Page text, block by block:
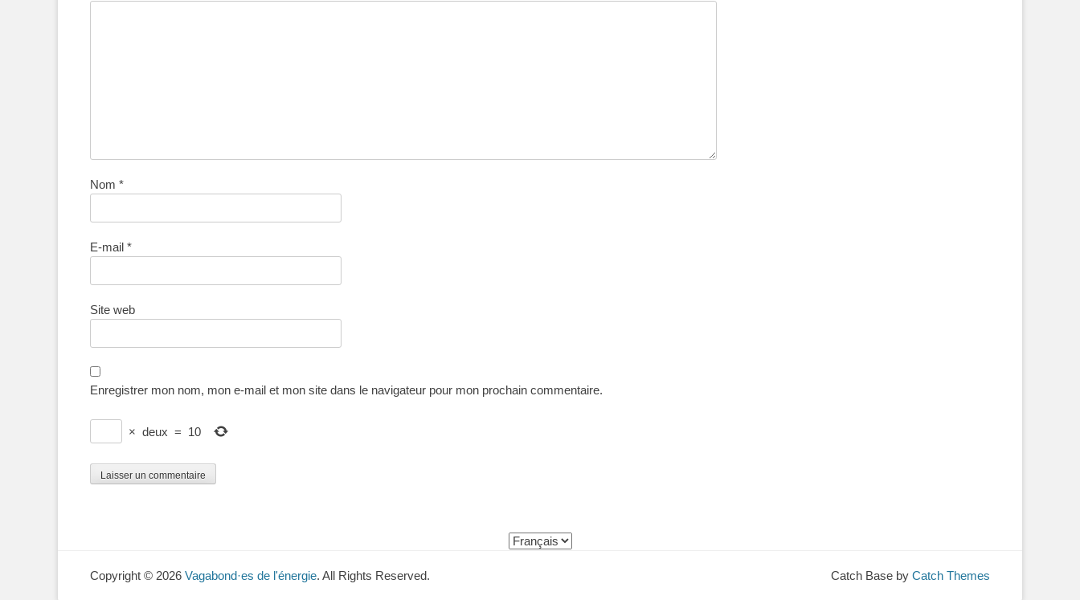
Nom *
E-mail *
Site web
Enregistrer mon nom, mon e-mail et mon site dans le navigateur pour mon prochain commentaire.
× deux = 10
Copyright © 2026 Vagabond·es de l'énergie. All Rights Reserved. Catch Base by Catch Themes